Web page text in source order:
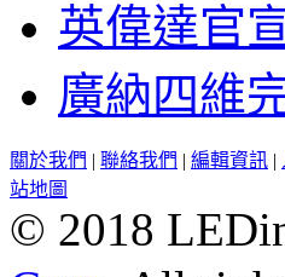
英偉達官
廣納四維
關於我們 | 聯絡我們 | 編輯資訊 |
站地圖
© 2018